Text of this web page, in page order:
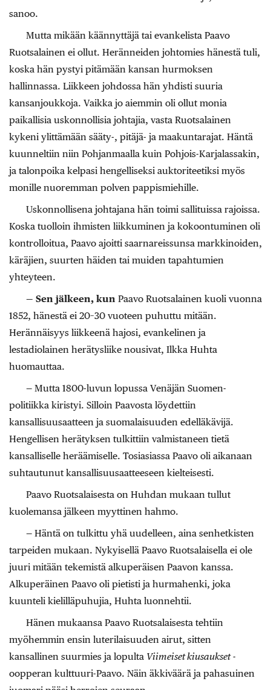
sanoo.
Mutta mikään käännyttäjä tai evankelista Paavo
Ruotsalainen ei ollut. Heränneiden johtomies hänestä tuli,
koska hän pystyi pitämään kansan hurmoksen
hallinnassa. Liikkeen johdossa hän yhdisti suuria
kansanjoukkoja. Vaikka jo aiemmin oli ollut monia
paikallisia uskonnollisia johtajia, vasta Ruotsalainen
kykeni ylittämään sääty-, pitäjä- ja maakuntarajat. Häntä
kuunneltiin niin Pohjanmaalla kuin Pohjois-Karjalassakin,
ja talonpoika kelpasi hengelliseksi auktoriteetiksi myös
monille nuoremman polven pappismiehille.
Uskonnollisena johtajana hän toimi sallituissa rajoissa.
Koska tuolloin ihmisten liikkuminen ja kokoontuminen oli
kontrolloitua, Paavo ajoitti saarnareissunsa markkinoiden,
käräjien, suurten häiden tai muiden tapahtumien
yhteyteen.
— Sen jälkeen, kun Paavo Ruotsalainen kuoli vuonna
1852, hänestä ei 20–30 vuoteen puhuttu mitään.
Herännäisyys liikkeenä hajosi, evankelinen ja
lestadiolainen herätysliike nousivat, Ilkka Huhta
huomauttaa.
— Mutta 1800-luvun lopussa Venäjän Suomen-
politiikka kiristyi. Silloin Paavosta löydettiin
kansallisuusaatteen ja suomalaisuuden edelläkävijä.
Hengellisen herätyksen tulkittiin valmistaneen tietä
kansalliselle heräämiselle. Tosiasiassa Paavo oli aikanaan
suhtautunut kansallisuusaatteeseen kielteisesti.
Paavo Ruotsalaisesta on Huhdan mukaan tullut
kuolemansa jälkeen myyttinen hahmo.
— Häntä on tulkittu yhä uudelleen, aina senhetkisten
tarpeiden mukaan. Nykyisellä Paavo Ruotsalaisella ei ole
juuri mitään tekemistä alkuperäisen Paavon kanssa.
Alkuperäinen Paavo oli pietisti ja hurmahenki, joka
kuunteli kielilläpuhujia, Huhta luonnehtii.
Hänen mukaansa Paavo Ruotsalaisesta tehtiin
myöhemmin ensin luterilaisuuden airut, sitten
kansallinen suurmies ja lopulta Viimeiset kiusaukset-
oopperan kulttuuri-Paavo. Näin äkkiväärä ja pahasuinen